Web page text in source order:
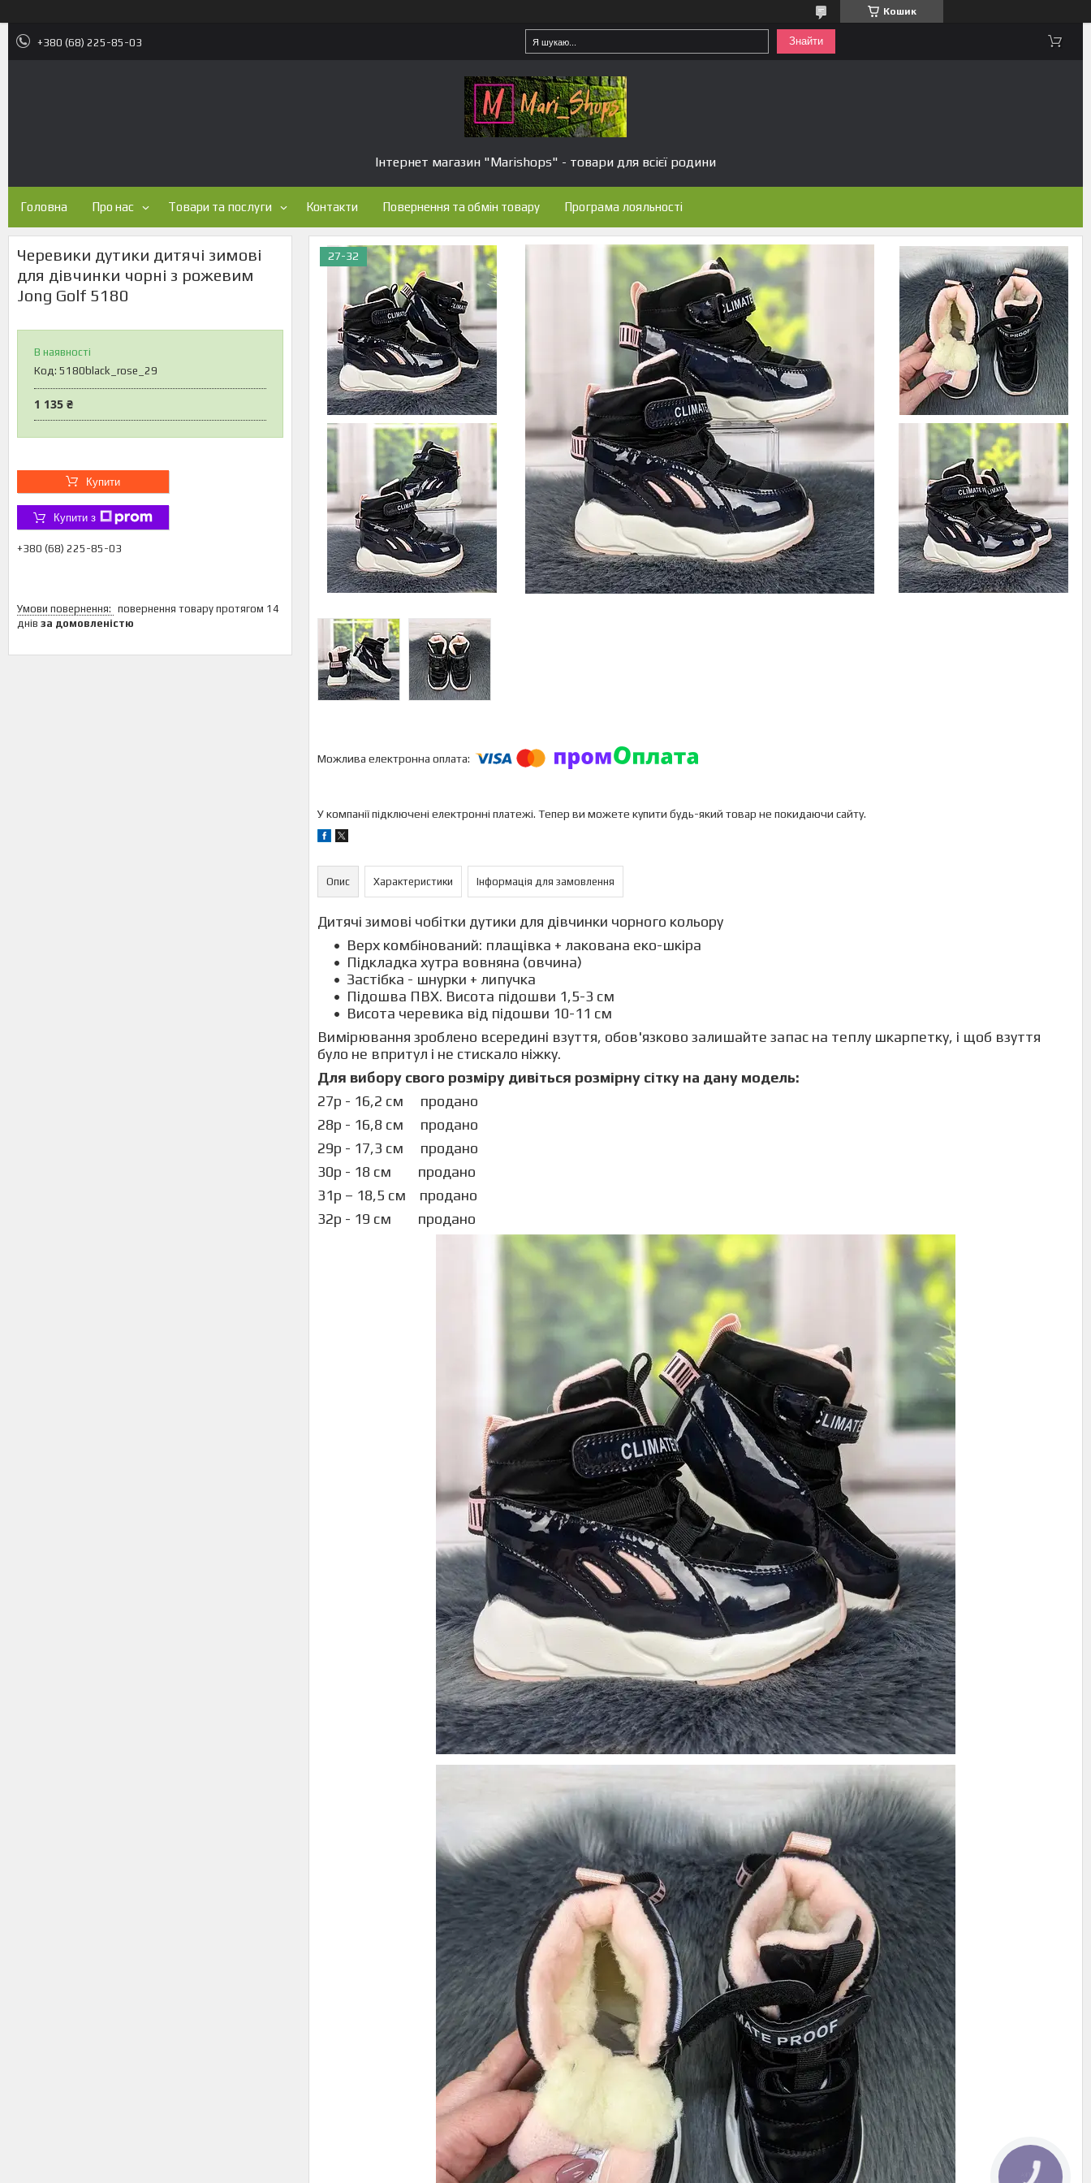
Кошик
+380 (68) 225-85-03 Знайти
Інтернет магазин "Marishops" - товари для всієї родини
Головна Про нас Товари та послуги Контакти Повернення та обмін товару Програма лояльності
Черевики дутики дитячі зимові
для дівчинки чорні з рожевим
Jong Golf 5180
В наявності
Код: 5180black_rose_29
1 135 ₴
Купити
Купити з
+380 (68) 225-85-03
повернення товару протягом 14
днів за домовленістю
27-32
У компанії підключені електронні платежі. Тепер ви можете купити будь-який товар не покидаючи сайту.
Опис Характеристики Інформація для замовлення
Дитячі зимові чобітки дутики для дівчинки чорного кольору
Верх комбінований: плащівка + лакована еко-шкіра
Підкладка хутра вовняна (овчина)
Застібка - шнурки + липучка
Підошва ПВХ. Висота підошви 1,5-3 см
Висота черевика від підошви 10-11 см
Вимірювання зроблено всередині взуття, обов'язково залишайте запас на теплу шкарпетку, і щоб взуття
було не впритул і не стискало ніжку.
Для вибору свого розміру дивіться розмірну сітку на дану модель:
27р - 16,2 см продано
28р - 16,8 см продано
29р - 17,3 см продано
30р - 18 см продано
31р – 18,5 см продано
32р - 19 см продано